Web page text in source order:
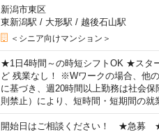
新潟市東区
東新潟駅 / 大形駅 / 越後石山駅
＜シニア向けマンション＞
★1日4時間～の時短シフトOK ★スタ
ど 残業なし！ ※Wワークの場合、他
に基づき、週20時間以上勤務は社会
則禁止）により、短時間・短期間の
開始日はご相談ください！ ★急募 ★